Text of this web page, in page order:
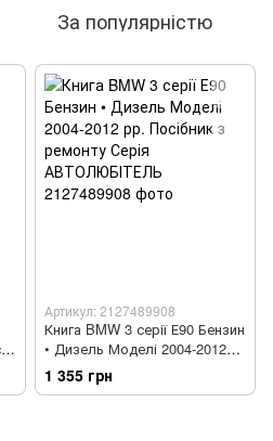
За популярністю
Артикул: 2127489908
Книга BMW 3 серії Е90 Бензин
• Дизель Моделі 2004-2012
рр. Посібник з ремонту Серія
АВТОЛЮБІТЕЛЬ
1 355 грн